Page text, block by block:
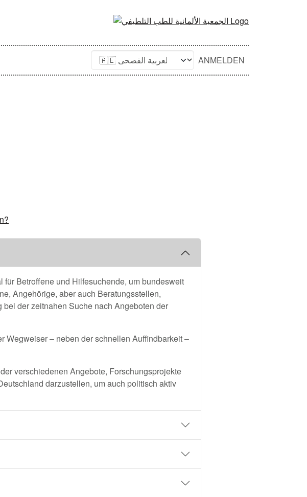
ANMELDEN
für Betroffene und Hilfesuchende, um bundesweit
Angehörige, aber auch Beratungsstellen,
der zeitnahen Suche nach Angeboten der
Wegweiser – neben der schnellen Auffindbarkeit –
verschiedenen Angebote, Forschungsprojekte
darzustellen, um auch politisch aktiv